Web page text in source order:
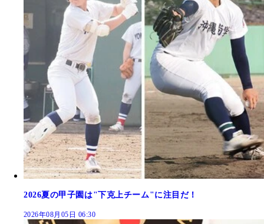
2026夏の甲子園は"下克上チーム"に注目だ！
2026年08月05日 06:30